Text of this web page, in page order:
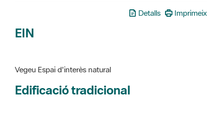
Detalls Imprimeix
EIN
Vegeu Espai d'interès natural
Edificació tradicional